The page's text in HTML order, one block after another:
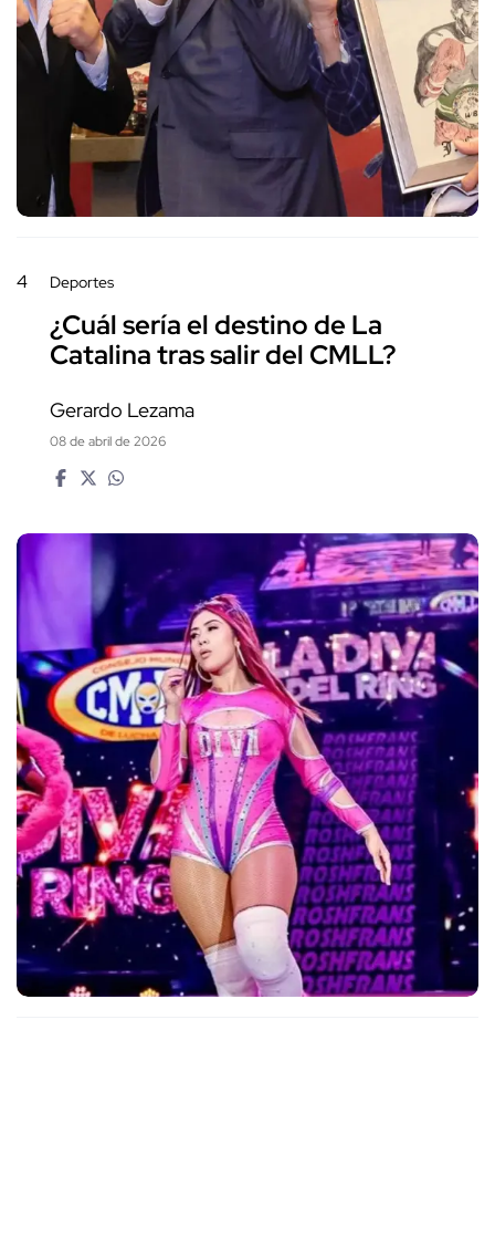
4 Deportes
¿Cuál sería el destino de La
Catalina tras salir del CMLL?
Gerardo Lezama
08 de abril de 2026